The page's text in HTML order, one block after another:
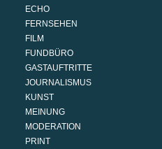
ECHO
FERNSEHEN
FILM
FUNDBÜRO
GASTAUFTRITTE
JOURNALISMUS
KUNST
MEINUNG
MODERATION
PRINT